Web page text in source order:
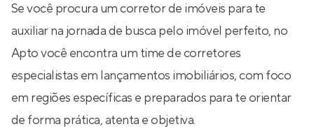
Se você procura um corretor de imóveis para te
auxiliar na jornada de busca pelo imóvel perfeito, no
Apto você encontra um time de corretores
especialistas em lançamentos imobiliários, com foco
em regiões específicas e preparados para te orientar
de forma prática, atenta e objetiva.